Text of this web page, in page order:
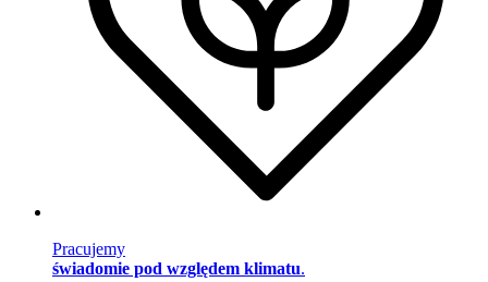
Pracujemy
świadomie pod względem klimatu.